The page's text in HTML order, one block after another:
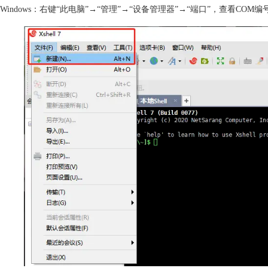
Windows：右键“此电脑”→“管理”→“设备管理器”→“端口”，查看COM编